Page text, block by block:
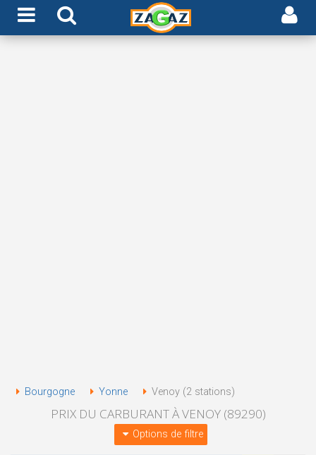
Bourgogne Yonne Venoy (2 stations)
PRIX DU CARBURANT À VENOY (89290)
Options de filtre